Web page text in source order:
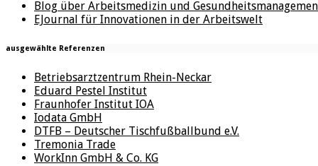
Blog über Arbeitsmedizin und
EJournal für Innovationen in der Arbeitswelt
ausgewählte Referenzen
Betriebsarztzentrum Rhein-Neckar
Eduard Pestel Institut
Fraunhofer Institut IOA
Iodata GmbH
DTFB – Deutscher Tischfußballbund e.V.
Tremonia Trade
WorkInn GmbH & Co. KG